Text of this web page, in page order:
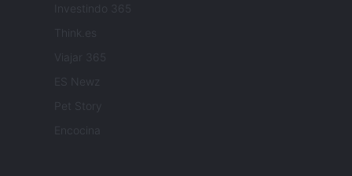
Investindo 365
Think.es
Viajar 365
ES Newz
Pet Story
Encocina